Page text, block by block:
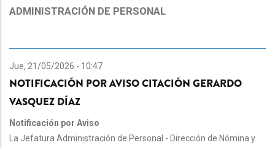
ADMINISTRACIÓN DE PERSONAL
Jue, 21/05/2026 - 10:47
NOTIFICACIÓN POR AVISO CITACIÓN GERARDO
VASQUEZ DÍAZ
Notificación por Aviso
La Jefatura Administración de Personal - Dirección de Nómina y